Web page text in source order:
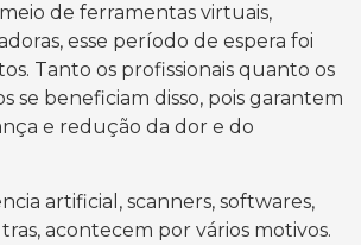
de ferramentas virtuais,
esse período de espera foi
Tanto os profissionais quanto os
se beneficiam disso, pois garantem
e redução da dor e do
artificial, scanners, softwares,
acontecem por vários motivos.